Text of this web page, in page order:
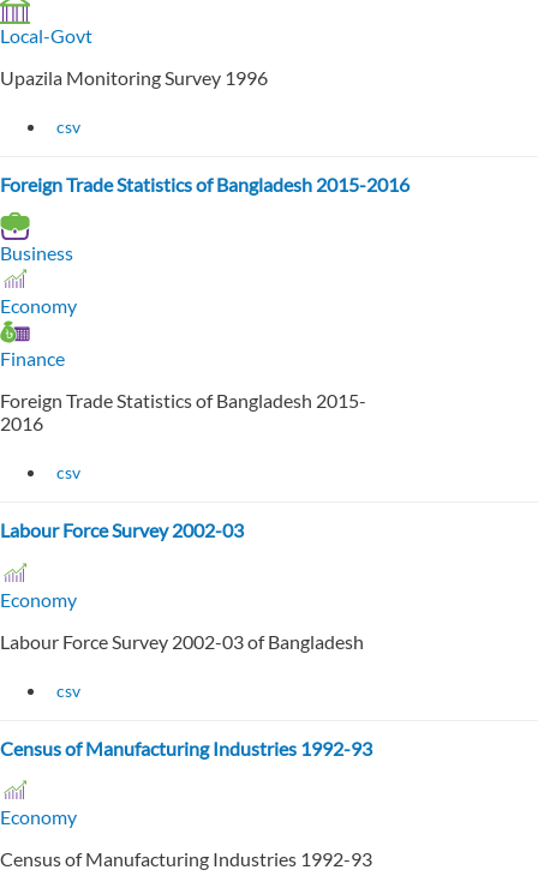
Local-Govt
Upazila Monitoring Survey 1996
csv
Foreign Trade Statistics of Bangladesh 2015-2016
Business
Economy
Finance
Foreign Trade Statistics of Bangladesh 2015-
2016
csv
Labour Force Survey 2002-03
Economy
Labour Force Survey 2002-03 of Bangladesh
csv
Census of Manufacturing Industries 1992-93
Economy
Census of Manufacturing Industries 1992-93